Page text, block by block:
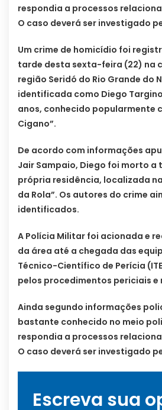
respondia a processos
O caso deverá ser investigado
Um crime de homicídio foi
tarde desta sexta-feira (22) na
região Seridó do Rio Grande do
identificada como Diego
anos, conhecido popularmente
Cigano”.
De acordo com informações
Jair Sampaio, Diego foi morto a
própria residência, localizada
da Rola”. Os autores do crime
identificados.
A Polícia Militar foi acionada e
da área até a chegada das
Técnico-Científico de Perícia
pelos procedimentos periciais
Ainda segundo informações
bastante conhecido no meio
respondia a processos
O caso deverá ser investigado
Escreva sua